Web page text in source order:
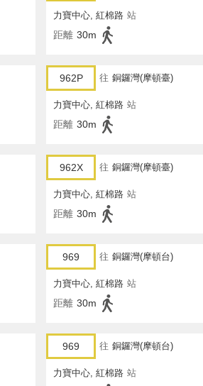
力寶中心, 紅棉路 站
距離 30m
962P 往 銅鑼灣(摩頓臺)
力寶中心, 紅棉路 站
距離 30m
962X 往 銅鑼灣(摩頓臺)
力寶中心, 紅棉路 站
距離 30m
969 往 銅鑼灣(摩頓台)
力寶中心, 紅棉路 站
距離 30m
969 往 銅鑼灣(摩頓台)
力寶中心, 紅棉路 站